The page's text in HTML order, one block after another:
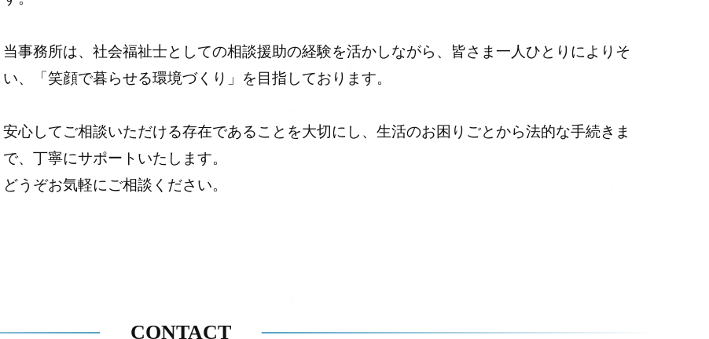
当事務所は、社会福祉士としての相談援助の経験を活かしながら、皆さま一人ひとりによりそ
い、「笑顔で暮らせる環境づくり」を目指しております。
安心してご相談いただける存在であることを大切にし、生活のお困りごとから法的な手続きま
で、丁寧にサポートいたします。
どうぞお気軽にご相談ください。
CONTACT